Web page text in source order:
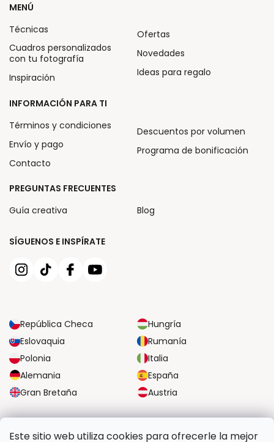
Este sitio web utiliza cookies para ofrecerle la mejor
SÍGUENOS E INSPÍRATE
República Checa
Hungría
Eslovaquia
Rumanía
Polonia
Italia
Alemania
España
Gran Bretaña
Austria
MENÚ
Técnicas
Cuadros personalizados
con tu fotografía
Inspiración
Ofertas
Novedades
Ideas para regalo
INFORMACIÓN PARA TI
Términos y condiciones
Envío y pago
Contacto
Descuentos por volumen
Programa de bonificación
PREGUNTAS FRECUENTES
Guía creativa
Blog